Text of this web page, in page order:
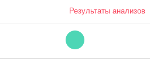
Результаты анализов